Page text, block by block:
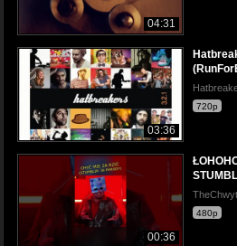
04:31
03:36
720p
00:36
480p